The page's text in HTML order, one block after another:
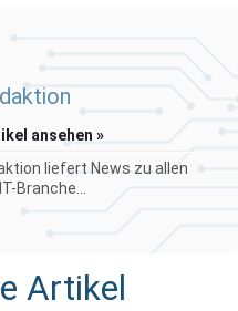
ansehen »
liefert News zu allen
Branche...
Artikel